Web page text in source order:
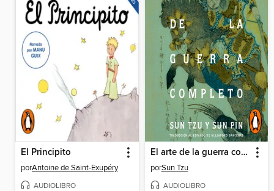
El Principito
porAntoine de Saint-Exupéry
AUDIOLIBRO
El arte de la guerra completo
porSun Tzu
AUDIOLIBRO